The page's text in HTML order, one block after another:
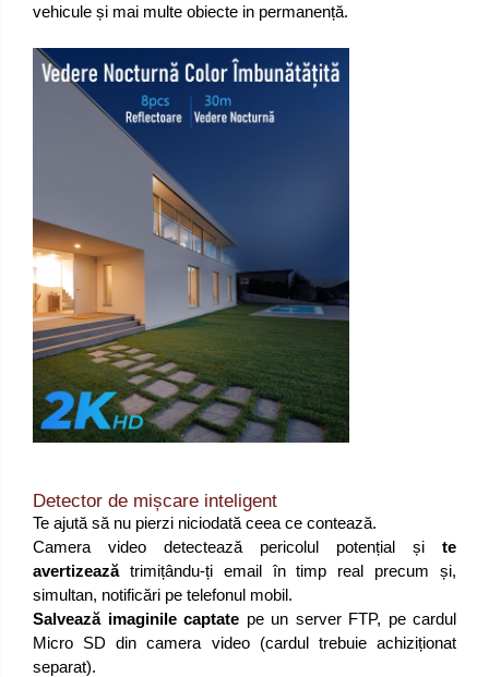
vehicule și mai multe obiecte in permanență.
Detector de mișcare inteligent
Te ajută să nu pierzi niciodată ceea ce contează.
Camera video detectează pericolul potențial și te
avertizează trimițându-ți email în timp real precum și,
simultan, notificări pe telefonul mobil.
Salvează imaginile captate pe un server FTP, pe cardul
Micro SD din camera video (cardul trebuie achiziționat
separat).